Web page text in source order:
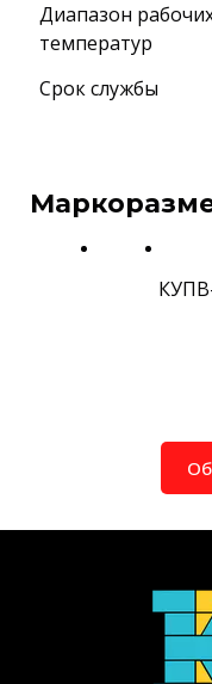
Диапазон
температур
Срок службы